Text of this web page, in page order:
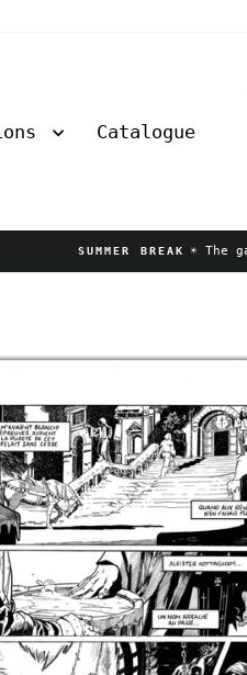
Catalogue
SUMMER BREAK ☀️ The